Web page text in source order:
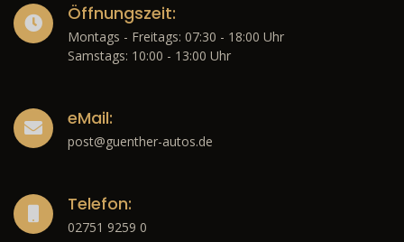
Öffnungszeit:
Montags - Freitags: 07:30 - 18:00 Uhr
Samstags: 10:00 - 13:00 Uhr
eMail:
post@guenther-autos.de
Telefon:
02751 9259 0